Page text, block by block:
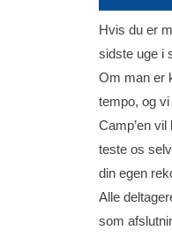
Hvis du er
sidste uge i
Om man er
tempo, og
Camp’en
teste os
din egen
Alle
som